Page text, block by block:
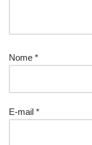
Nome *
E-mail *